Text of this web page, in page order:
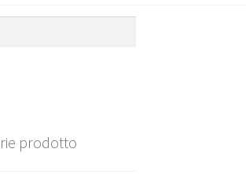
prodotto